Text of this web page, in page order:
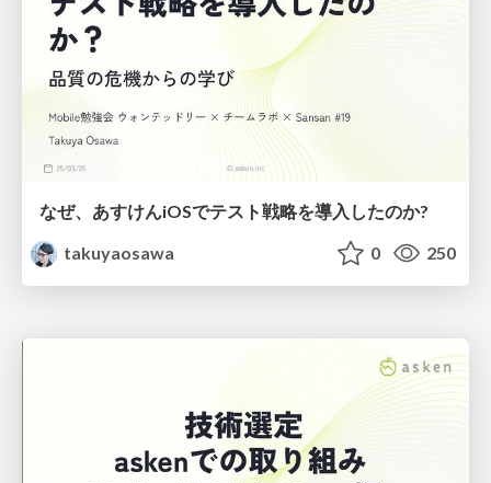
なぜ、あすけんiOSでテスト戦略を導入したのか?
takuyaosawa
0 250